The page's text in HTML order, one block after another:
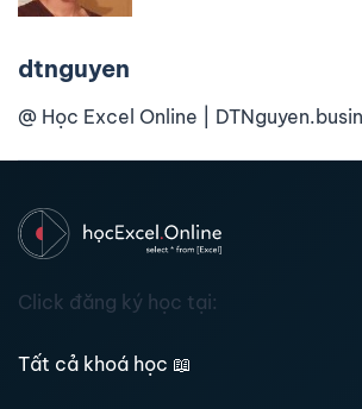
dtnguyen
@ Học Excel Online |
Click đăng ký học tại:
Tất cả khoá học 📖